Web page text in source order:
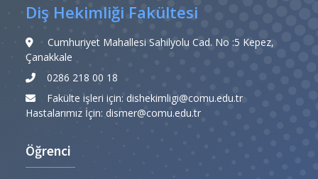
Diş Hekimliği Fakültesi
Cumhuriyet Mahallesi Sahilyolu Cad. No :5 Kepez,
Çanakkale
0286 218 00 18
Fakülte işleri için: dishekimligi@comu.edu.tr
Hastalarımız İçin: dismer@comu.edu.tr
Öğrenci